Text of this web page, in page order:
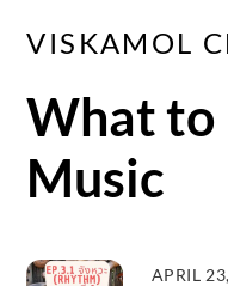
VISKAMOL
What to
Music
APRIL